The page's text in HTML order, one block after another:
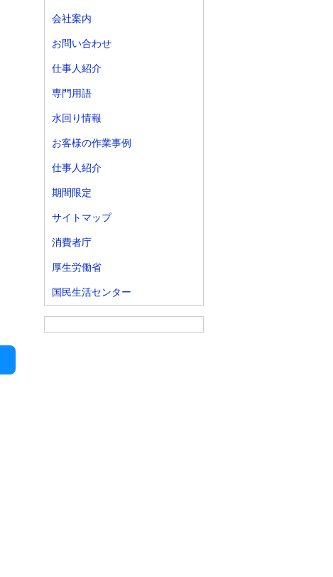
会社案内
お問い合わせ
仕事人紹介
専門用語
水回り情報
お客様の作業事例
仕事人紹介
期間限定
サイトマップ
消費者庁
厚生労働省
国民生活センター